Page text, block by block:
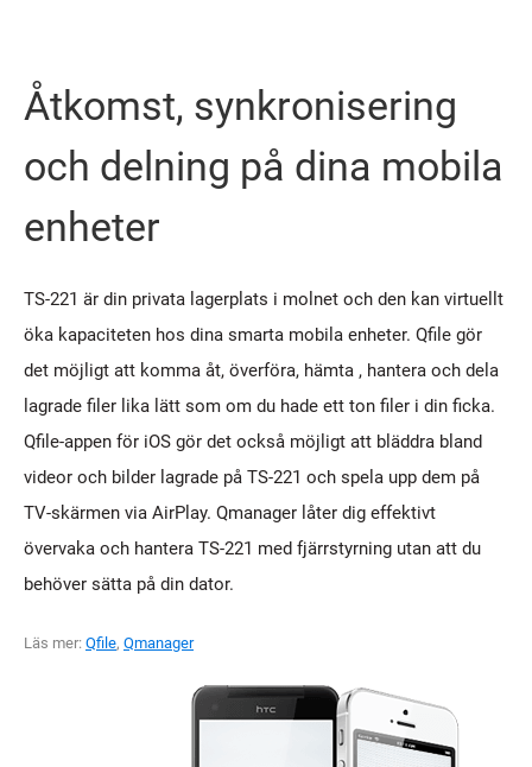
Åtkomst, synkronisering
och delning på dina mobila
enheter
TS-221 är din privata lagerplats i molnet och den kan virtuellt
öka kapaciteten hos dina smarta mobila enheter. Qfile gör
det möjligt att komma åt, överföra, hämta , hantera och dela
lagrade filer lika lätt som om du hade ett ton filer i din ficka.
Qfile-appen för iOS gör det också möjligt att bläddra bland
videor och bilder lagrade på TS-221 och spela upp dem på
TV-skärmen via AirPlay. Qmanager låter dig effektivt
övervaka och hantera TS-221 med fjärrstyrning utan att du
behöver sätta på din dator.
Läs mer: Qfile, Qmanager